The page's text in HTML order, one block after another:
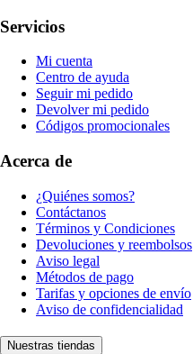
Servicios
Mi cuenta
Centro de ayuda
Seguir mi pedido
Devolver mi pedido
Códigos promocionales
Acerca de
¿Quiénes somos?
Contáctanos
Términos y Condiciones
Devoluciones y reembolsos
Aviso legal
Métodos de pago
Tarifas y opciones de envío
Aviso de confidencialidad
Nuestras tiendas